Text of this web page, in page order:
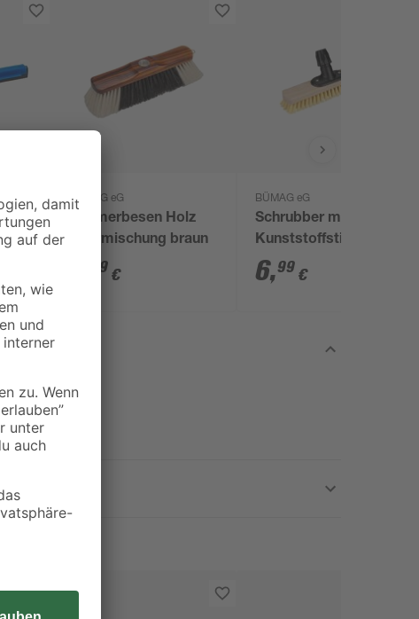
BÜMAG eG
Zimmerbesen Holz
Haarmischung braun
49 €
BÜMAG eG
Schrubber mit
Kunststoffstielhalter
Kunstfibre 29 cm
6,99 €